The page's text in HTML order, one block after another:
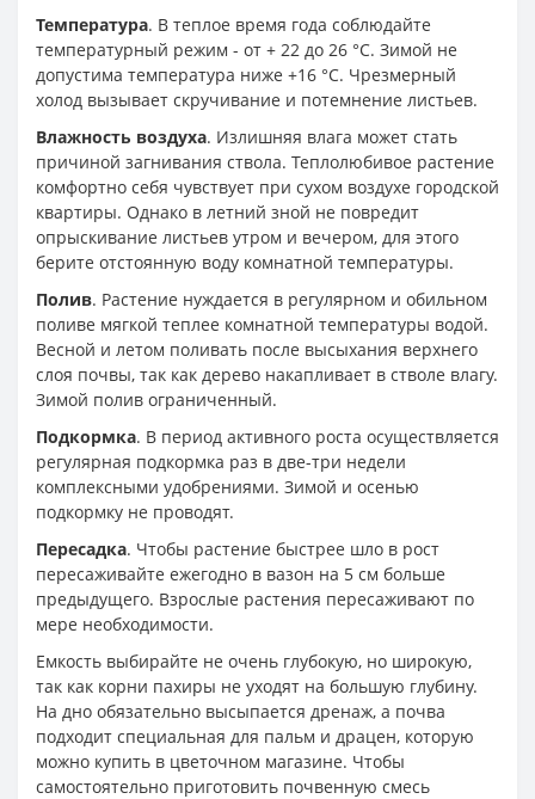
Температура. В теплое время года соблюдайте
температурный режим - от + 22 до 26 °С. Зимой не
допустима температура ниже +16 °С. Чрезмерный
холод вызывает скручивание и потемнение листьев.
Влажность воздуха. Излишняя влага может стать
причиной загнивания ствола. Теплолюбивое растение
комфортно себя чувствует при сухом воздухе городской
квартиры. Однако в летний зной не повредит
опрыскивание листьев утром и вечером, для этого
берите отстоянную воду комнатной температуры.
Полив. Растение нуждается в регулярном и обильном
поливе мягкой теплее комнатной температуры водой.
Весной и летом поливать после высыхания верхнего
слоя почвы, так как дерево накапливает в стволе влагу.
Зимой полив ограниченный.
Подкормка. В период активного роста осуществляется
регулярная подкормка раз в две-три недели
комплексными удобрениями. Зимой и осенью
подкормку не проводят.
Пересадка. Чтобы растение быстрее шло в рост
пересаживайте ежегодно в вазон на 5 см больше
предыдущего. Взрослые растения пересаживают по
мере необходимости.
Емкость выбирайте не очень глубокую, но широкую,
так как корни пахиры не уходят на большую глубину.
На дно обязательно высыпается дренаж, а почва
подходит специальная для пальм и драцен, которую
можно купить в цветочном магазине. Чтобы
самостоятельно приготовить почвенную смесь